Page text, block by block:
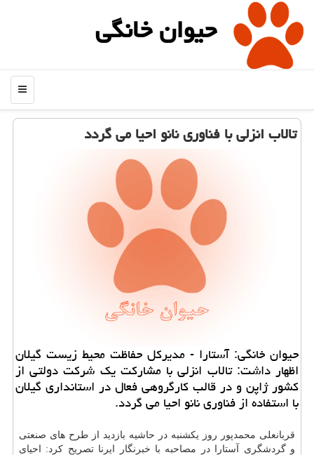
حیوان خانگی
منو
تالاب انزلی با فناوری نانو احیا می گردد
حیوان خانگی: آستارا - مدیركل حفاظت محیط زیست گیلان
اظهار داشت: تالاب انزلی با مشاركت یك شركت دولتی از
كشور ژاپن و در قالب كارگروهی فعال در استانداری گیلان
با استفاده از فناوری نانو احیا می گردد.
قربانعلی محمدپور روز یكشنبه در حاشیه بازدید از طرح های صنعتی
و گردشگری آستارا در مصاحبه با خبرنگار ایرنا تصریح كرد: احیای